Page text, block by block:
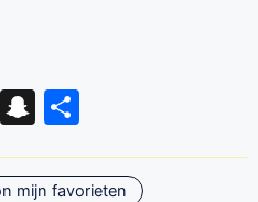
WhatsApp
Snapchat
mijn favorieten